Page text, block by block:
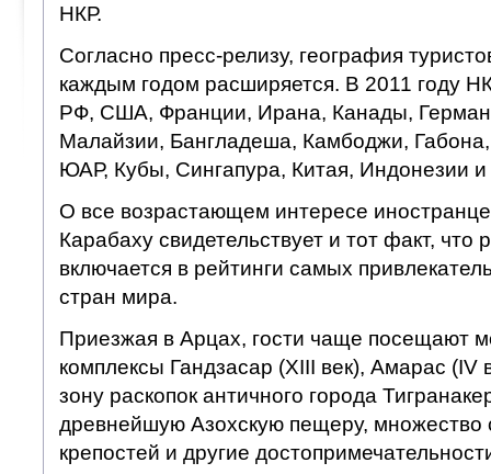
НКР.
Согласно пресс-релизу, география
каждым годом расширяется. В 2011 году
РФ, США, Франции, Ирана, Канады,
Малайзии, Бангладеша, Камбоджи, Габона,
ЮАР, Кубы, Сингапура, Китая, Индонезии и
О все возрастающем интересе
Карабаху свидетельствует и тот факт, что
включается в рейтинги самых
стран мира.
Приезжая в Арцах, гости чаще посещают
комплексы Гандзасар (XIII век), Амарас (IV
зону раскопок античного города
древнейшую Азохскую пещеру, множество
крепостей и другие